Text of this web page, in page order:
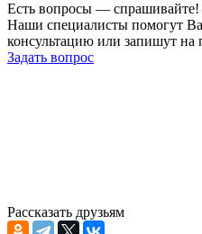
Есть вопросы — спрашивайте!
Наши специалисты помогут
консультацию или запишут на
Задать вопрос
Рассказать друзьям